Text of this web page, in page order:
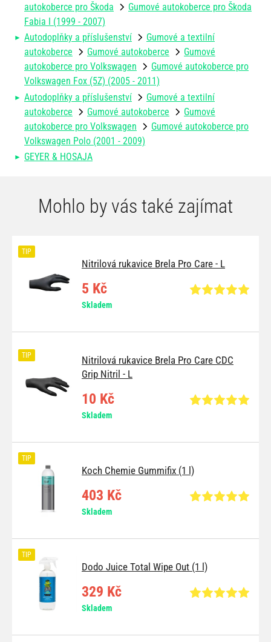
autokoberce pro Škoda
Gumové autokoberce pro Škoda
Fabia I (1999 - 2007)
Autodoplňky a příslušenství
Gumové a textilní
autokoberce
Gumové autokoberce
Gumové
autokoberce pro Volkswagen
Gumové autokoberce pro
Volkswagen Fox (5Z) (2005 - 2011)
Autodoplňky a příslušenství
Gumové a textilní
autokoberce
Gumové autokoberce
Gumové
autokoberce pro Volkswagen
Gumové autokoberce pro
Volkswagen Polo (2001 - 2009)
GEYER & HOSAJA
Mohlo by vás také zajímat
Nitrilová rukavice Brela Pro Care - L
TIP
5 Kč
Skladem
Nitrilová rukavice Brela Pro Care CDC
Grip Nitril - L
TIP
10 Kč
Skladem
Koch Chemie Gummifix (1 l)
TIP
403 Kč
Skladem
Dodo Juice Total Wipe Out (1 l)
TIP
329 Kč
Skladem